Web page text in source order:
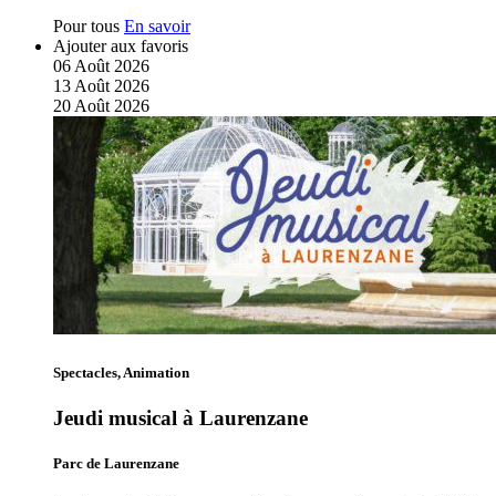
Pour tous En savoir
Ajouter aux favoris
06 Août 2026
13 Août 2026
20 Août 2026
Spectacles, Animation
Jeudi musical à Laurenzane
Parc de Laurenzane